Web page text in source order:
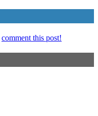
comment this post!